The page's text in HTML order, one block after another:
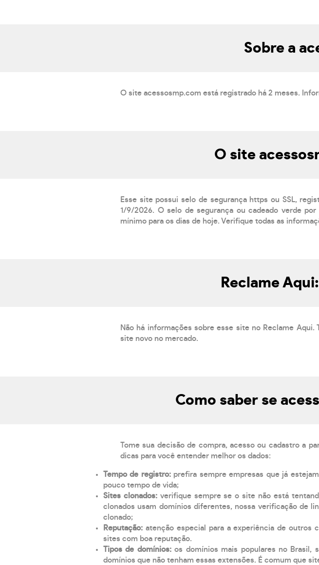
Sobre a
O site acessosmp.com está registrado há 2 meses.
O site
Esse site possui selo de segurança https ou SSL,
1/9/2026. O selo de segurança ou cadeado verde
mínimo para os dias de hoje. Verifique todas as
Reclame
Não há informações sobre esse site no Reclame
site novo no mercado.
Como saber se
Tome sua decisão de compra, acesso ou cadastro a
dicas para você entender melhor os dados:
Tempo de registro: prefira sempre empresas que já
pouco tempo de vida;
Sites clonados: verifique sempre se o site não está
clonados usam domínios diferentes, nossa verificação de
clonado;
Reputação: atenção especial para a experiência de outros
sites com boa reputação.
Tipos de domínios:os domínios mais populares no Brasil,
domínios que não tenham essas extensões. É comum que